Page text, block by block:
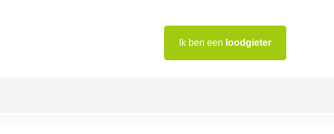
Ik ben een loodgieter